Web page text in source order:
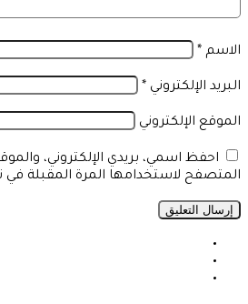
الاسم *
البريد الإلكتروني *
الموقع الإلكتروني
احفظ اسمي، بريدي الإلكتروني،
المتصفح لاستخدامها المرة المقبلة في